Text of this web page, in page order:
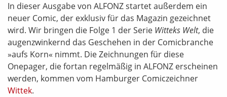
In dieser Ausgabe von ALFONZ startet außerdem ein
neuer Comic, der exklusiv für das Magazin gezeichnet
wird. Wir bringen die Folge 1 der Serie Witteks Welt, die
augenzwinkernd das Geschehen in der Comicbranche
»aufs Korn« nimmt. Die Zeichnungen für diese
Onepager, die fortan regelmäßig in ALFONZ erscheinen
werden, kommen vom Hamburger Comiczeichner
Wittek.